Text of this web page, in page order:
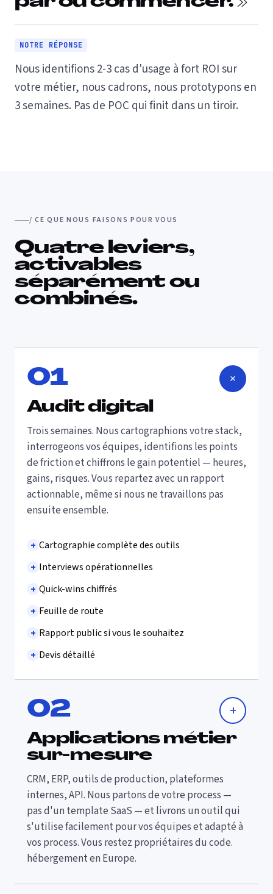
NOTRE RÉPONSE
Nous identifions 2-3 cas d'usage à fort ROI sur
votre métier, nous cadrons, nous prototypons en
3 semaines. Pas de POC qui finit dans un tiroir.
/ CE QUE NOUS FAISONS POUR VOUS
Quatre leviers,
activables
séparément ou
combinés.
01
Audit digital
Trois semaines. Nous cartographions votre stack,
interrogeons vos équipes, identifions les points
de friction et chiffrons le gain potentiel — heures,
gains, risques. Vous repartez avec un rapport
actionnable, même si nous ne travaillons pas
ensuite ensemble.
+ Cartographie complète des outils
+ Interviews opérationnelles
+ Quick-wins chiffrés
+ Feuille de route
+ Rapport public si vous le souhaitez
+ Devis détaillé
+
02
Applications métier
sur-mesure
CRM, ERP, outils de production, plateformes
internes, API. Nous partons de votre process —
pas d'un template SaaS — et livrons un outil qui
s'utilise facilement pour vos équipes et adapté à
vos process. Vous restez propriétaires du code.
hébergement en Europe.
+